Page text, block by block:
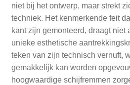
niet bij het ontwerp, maar strekt
techniek. Het kenmerkende feit
kant zijn gemonteerd, draagt niet
unieke esthetische
teken van zijn technisch vernuft,
gemakkelijk kan worden
hoogwaardige schijfremmen